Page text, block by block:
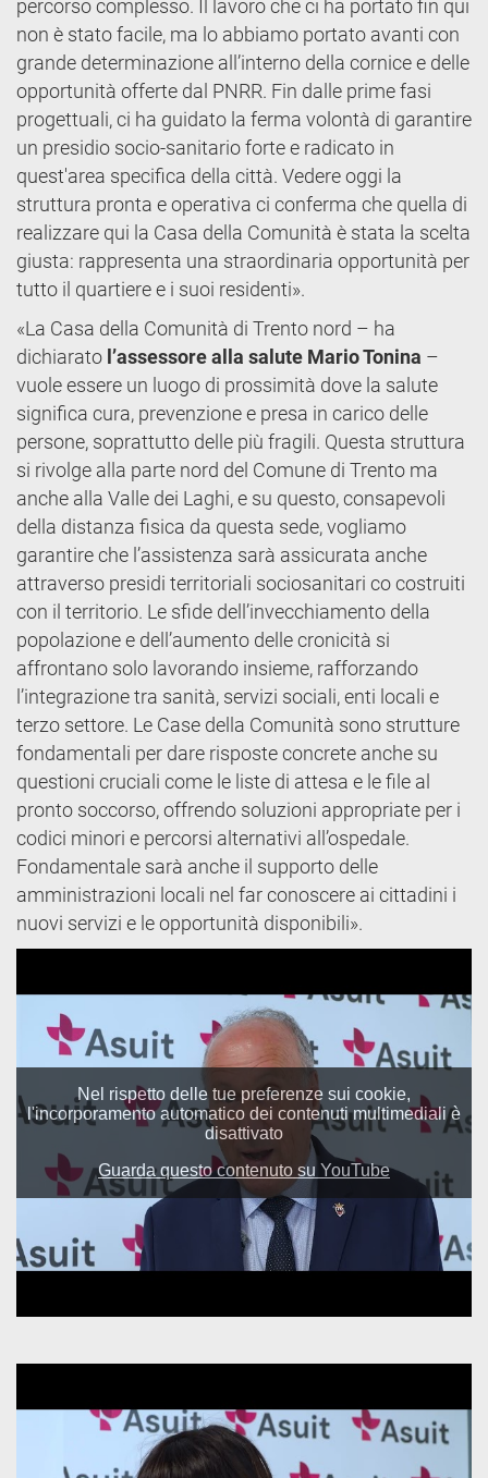
percorso complesso. Il lavoro che ci ha portato fin qui
non è stato facile, ma lo abbiamo portato avanti con
grande determinazione all’interno della cornice e delle
opportunità offerte dal PNRR. Fin dalle prime fasi
progettuali, ci ha guidato la ferma volontà di garantire
un presidio socio-sanitario forte e radicato in
quest'area specifica della città. Vedere oggi la
struttura pronta e operativa ci conferma che quella di
realizzare qui la Casa della Comunità è stata la scelta
giusta: rappresenta una straordinaria opportunità per
tutto il quartiere e i suoi residenti».
«La Casa della Comunità di Trento nord – ha
dichiarato l’assessore alla salute Mario Tonina –
vuole essere un luogo di prossimità dove la salute
significa cura, prevenzione e presa in carico delle
persone, soprattutto delle più fragili. Questa struttura
si rivolge alla parte nord del Comune di Trento ma
anche alla Valle dei Laghi, e su questo, consapevoli
della distanza fisica da questa sede, vogliamo
garantire che l’assistenza sarà assicurata anche
attraverso presidi territoriali sociosanitari co costruiti
con il territorio. Le sfide dell’invecchiamento della
popolazione e dell’aumento delle cronicità si
affrontano solo lavorando insieme, rafforzando
l’integrazione tra sanità, servizi sociali, enti locali e
terzo settore. Le Case della Comunità sono strutture
fondamentali per dare risposte concrete anche su
questioni cruciali come le liste di attesa e le file al
pronto soccorso, offrendo soluzioni appropriate per i
codici minori e percorsi alternativi all’ospedale.
Fondamentale sarà anche il supporto delle
amministrazioni locali nel far conoscere ai cittadini i
nuovi servizi e le opportunità disponibili».